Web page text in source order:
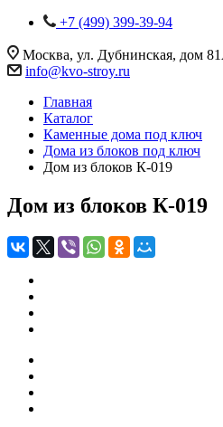
+7 (499) 399-39-94
Москва, ул. Дубнинская, дом
info@kvo-stroy.ru
Главная
Каталог
Каменные дома под ключ
Дома из блоков под ключ
Дом из блоков К-019
Дом из блоков К-019